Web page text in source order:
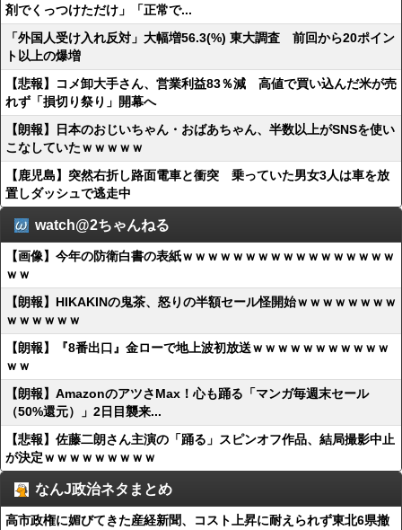
剤でくっつけただけ」「正常で...
「外国人受け入れ反対」大幅増56.3(%) 東大調査 前回から20ポイン
ト以上の爆増
【悲報】コメ卸大手さん、営業利益83％減 高値で買い込んだ米が売
れず「損切り祭り」開幕へ
【朗報】日本のおじいちゃん・おばあちゃん、半数以上がSNSを使い
こなしていたｗｗｗｗｗ
【鹿児島】突然右折し路面電車と衝突 乗っていた男女3人は車を放
置しダッシュで逃走中
watch@2ちゃんねる
【画像】今年の防衛白書の表紙ｗｗｗｗｗｗｗｗｗｗｗｗｗｗｗｗｗ
ｗｗ
【朗報】HIKAKINの鬼茶、怒りの半額セール怪開始ｗｗｗｗｗｗｗｗ
ｗｗｗｗｗｗ
【朗報】『8番出口』金ローで地上波初放送ｗｗｗｗｗｗｗｗｗｗｗ
ｗｗ
【朗報】AmazonのアツさMax！心も踊る「マンガ毎週末セール
（50%還元）」2日目襲来...
【悲報】佐藤二朗さん主演の「踊る」スピンオフ作品、結局撮影中止
が決定ｗｗｗｗｗｗｗｗｗ
なんJ政治ネタまとめ
高市政権に媚びてきた産経新聞、コスト上昇に耐えられず東北6県撤